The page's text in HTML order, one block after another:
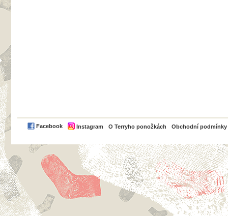
Facebook Instagram O Terryho ponožkách Obchodní podmínky
PayPal